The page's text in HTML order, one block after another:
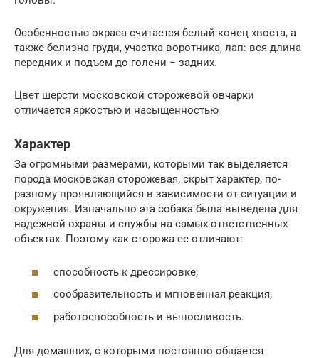
Особенностью окраса считается белый конец хвоста, а
также белизна груди, участка воротника, лап: вся длина
передних и подъем до голени − задних.
Цвет шерсти московской сторожевой овчарки
отличается яркостью и насыщенностью
Характер
За огромными размерами, которыми так выделяется
порода московская сторожевая, скрыт характер, по-
разному проявляющийся в зависимости от ситуации и
окружения. Изначально эта собака была выведена для
надежной охраны и службы на самых ответственных
объектах. Поэтому как сторожа ее отличают:
способность к дрессировке;
сообразительность и мгновенная реакция;
работоспособность и выносливость.
Для домашних, с которыми постоянно общается